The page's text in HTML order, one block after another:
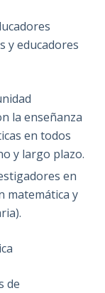
y educadores
la enseñanza
en todos
y largo plazo.
en
matemática y
de